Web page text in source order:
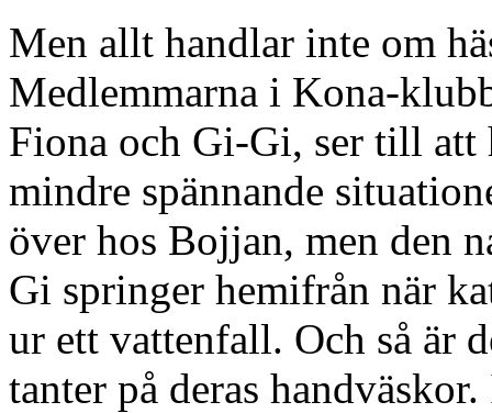
Men allt handlar inte om
Medlemmarna i Kona-
Fiona och Gi-Gi, ser till
mindre spännande
över hos Bojjan, men den
Gi springer hemifrån när
ur ett vattenfall. Och så är
tanter på deras